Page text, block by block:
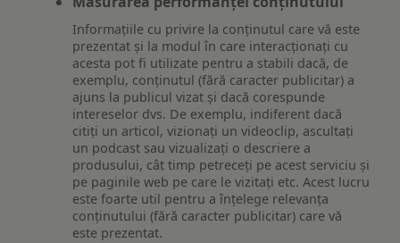
Informațiile cu privire la conținutul care vă este
prezentat și la modul în care interacționați cu
acesta pot fi utilizate pentru a stabili dacă, de
exemplu, conținutul (fără caracter publicitar) a
ajuns la publicul vizat și dacă corespunde
intereselor dvs. De exemplu, indiferent dacă
citiți un articol, vizionați un videoclip, ascultați
un podcast sau vizualizați o descriere a
produsului, cât timp petreceți pe acest serviciu și
pe paginile web pe care le vizitați etc. Acest lucru
este foarte util pentru a înțelege relevanța
conținutului (fără caracter publicitar) care vă
este prezentat.